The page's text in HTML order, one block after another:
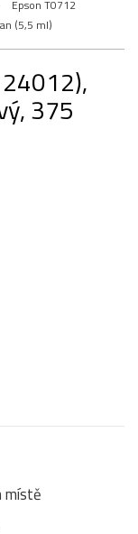
Epson T0712
(5,5 ml)
375
místě